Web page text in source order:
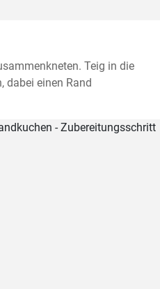
Teig in die
dabei einen Rand